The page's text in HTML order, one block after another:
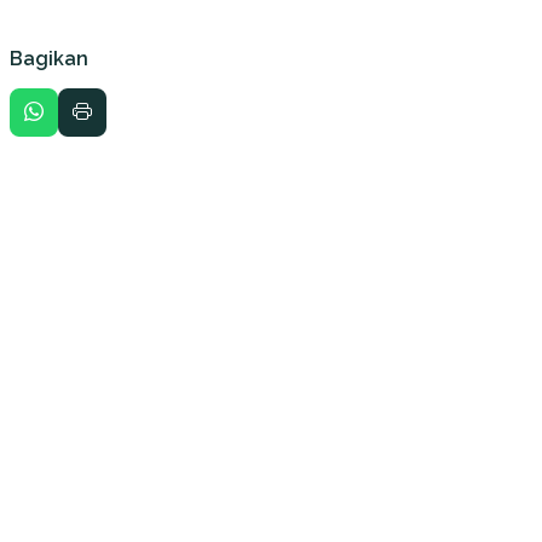
Bagikan